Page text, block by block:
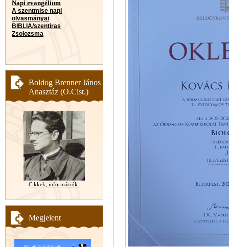
Napi evangélium
A szentmise napi
olvasmányai
BIBLIA/szentiras
Zsolozsma
Boldog Brenner János
Anasztáz (O.Cist.)
Cikkek, információk
Megjelent